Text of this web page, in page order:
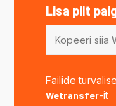
Lisa pilt
Failide
Wetransfer-it